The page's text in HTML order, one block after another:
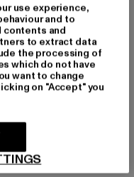
Baumwolle
2ZH Lancashire |
use experience,
and to
contents and
to extract data
the processing of
which do not have
want to change
on "Accept" you